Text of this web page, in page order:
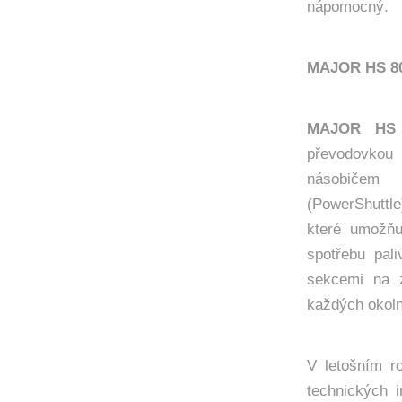
nápomocný.
MAJOR HS
MAJOR
které
spotřebu
sekcemi na
každých
V letošním
technických